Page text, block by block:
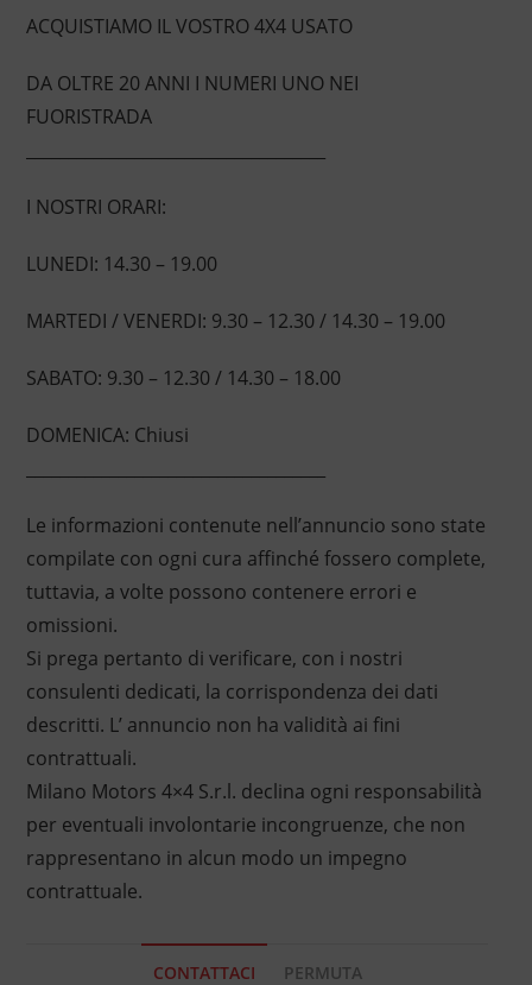
ACQUISTIAMO IL VOSTRO 4X4 USATO
DA OLTRE 20 ANNI I NUMERI UNO NEI
FUORISTRADA
I NOSTRI ORARI:
LUNEDI: 14.30 – 19.00
MARTEDI / VENERDI: 9.30 – 12.30 / 14.30 – 19.00
SABATO: 9.30 – 12.30 / 14.30 – 18.00
DOMENICA: Chiusi
Le informazioni contenute nell’annuncio sono state
compilate con ogni cura affinché fossero complete,
tuttavia, a volte possono contenere errori e
omissioni.
Si prega pertanto di verificare, con i nostri
consulenti dedicati, la corrispondenza dei dati
descritti. L’ annuncio non ha validità ai fini
contrattuali.
Milano Motors 4×4 S.r.l. declina ogni responsabilità
per eventuali involontarie incongruenze, che non
rappresentano in alcun modo un impegno
contrattuale.
CONTATTACI PERMUTA